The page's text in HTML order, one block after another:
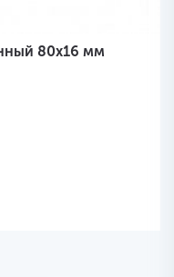
80х16 мм